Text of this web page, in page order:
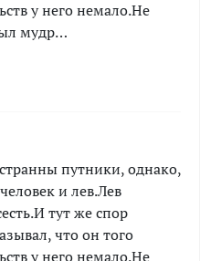
у него немало.Не
мудр…
путники, однако,
и лев.Лев
тут же спор
что он того
у него немало.Не